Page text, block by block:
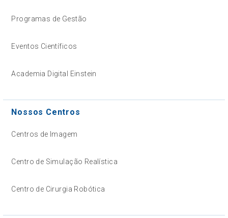
Programas de Gestão
Eventos Científicos
Academia Digital Einstein
Nossos Centros
Centros de Imagem
Centro de Simulação Realística
Centro de Cirurgia Robótica